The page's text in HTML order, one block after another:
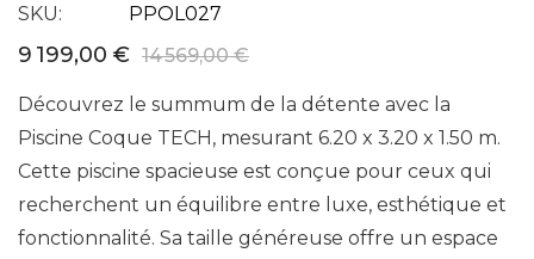
of
the
gallery
SKU PPOL027
9 199,00 € 14 569,00 €
Découvrez le summum de la détente avec la
Piscine Coque TECH, mesurant 6.20 x 3.20 x 1.50 m.
Cette piscine spacieuse est conçue pour ceux qui
recherchent un équilibre entre luxe, esthétique et
fonctionnalité. Sa taille généreuse offre un espace